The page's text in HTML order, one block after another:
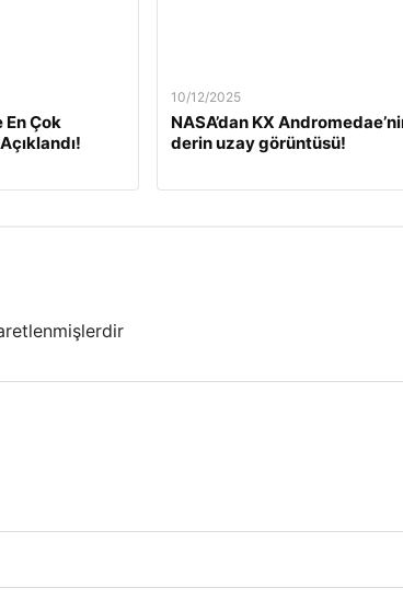
En Çok
10/12/2025
NASA’dan KX
derin uzay görüntüsü!